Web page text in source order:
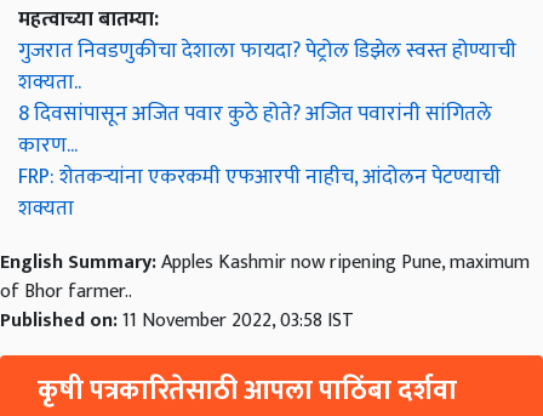
महत्वाच्या बातम्या:
गुजरात निवडणुकीचा देशाला फायदा? पेट्रोल डिझेल स्वस्त होण्याची
शक्यता..
8 दिवसांपासून अजित पवार कुठे होते? अजित पवारांनी सांगितले
कारण...
FRP: शेतकऱ्यांना एकरकमी एफआरपी नाहीच, आंदोलन पेटण्याची
शक्यता
English Summary:Apples Kashmir now ripening Pune, maximum
of Bhor farmer..
Published on:11 November 2022, 03:58 IST
कृषी पत्रकारितेसाठी आपला पाठिंबा दर्शवा